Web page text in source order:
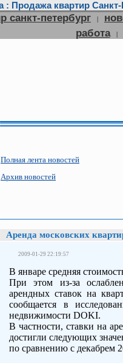
Продажа квартир
санкт-петербург |
работа
|
Полная лента новостей
Архив новостей
Аренда московских
2009-01-29 22:19:57
В январе средняя
При этом из-за
арендных ставок на
сообщается в
недвижимости DOKI.
В частности, ставки на
достигли следующих
по сравнению с декабрем